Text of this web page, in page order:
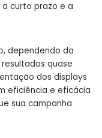
curto prazo e a
dependendo da
quase
dos displays
eficiência e eficácia
sua campanha